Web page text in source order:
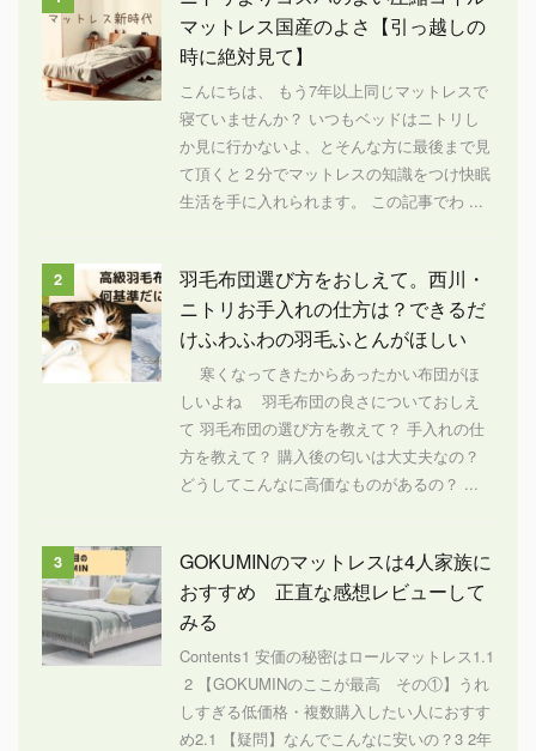
マットレス国産のよさ【引っ越しの
時に絶対見て】
こんにちは、 もう7年以上同じマットレスで
寝ていませんか？ いつもベッドはニトリし
か見に行かないよ、とそんな方に最後まで見
て頂くと２分でマットレスの知識をつけ快眠
生活を手に入れられます。 この記事でわ ...
2
羽毛布団選び方をおしえて。西川・
ニトリお手入れの仕方は？できるだ
けふわふわの羽毛ふとんがほしい
寒くなってきたからあったかい布団がほ
しいよね 羽毛布団の良さについておしえ
て 羽毛布団の選び方を教えて？ 手入れの仕
方を教えて？ 購入後の匂いは大丈夫なの？
どうしてこんなに高価なものがあるの？ ...
3
GOKUMINのマットレスは4人家族に
おすすめ 正直な感想レビューして
みる
Contents1 安価の秘密はロールマットレス1.1
2 【GOKUMINのここが最高 その①】うれ
しすぎる低価格・複数購入したい人におすす
め2.1 【疑問】なんでこんなに安いの？3 2年